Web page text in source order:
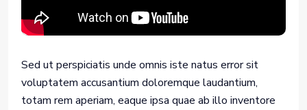
Sed ut perspiciatis unde omnis iste natus error sit
voluptatem accusantium doloremque laudantium,
totam rem aperiam, eaque ipsa quae ab illo inventore